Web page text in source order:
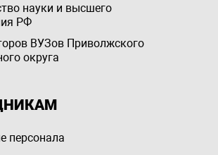
науки и высшего
РФ
ВУЗов Приволжского
округа
персоналa